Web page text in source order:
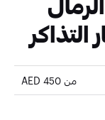
من 450 AED